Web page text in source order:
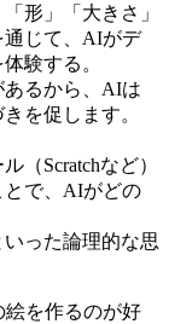
形」「大きさ」
通じて、AIがデ
験する。
あるから、AIは
を促します。
（Scratchなど）
とで、AIがどの
いった論理的な思
絵を作るのが好